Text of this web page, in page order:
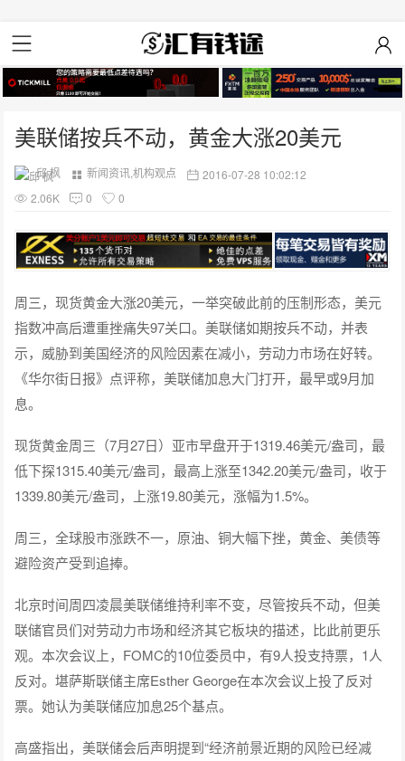
美联储按兵不动，黄金大涨20美元
邱 枫 新闻资讯,机构观点
2016-07-28 10:02:12
2.06K
0 0
周三，现货黄金大涨20美元，一举突破此前的压制形态，美元
指数冲高后遭重挫痛失97关口。美联储如期按兵不动，并表
示，威胁到美国经济的风险因素在减小，劳动力市场在好转。
《华尔街日报》点评称，美联储加息大门打开，最早或9月加
息。
现货黄金周三（7月27日）亚市早盘开于1319.46美元/盎司，最
低下探1315.40美元/盎司，最高上涨至1342.20美元/盎司，收于
1339.80美元/盎司，上涨19.80美元，涨幅为1.5%。
周三，全球股市涨跌不一，原油、铜大幅下挫，黄金、美债等
避险资产受到追捧。
北京时间周四凌晨美联储维持利率不变，尽管按兵不动，但美
联储官员们对劳动力市场和经济其它板块的描述，比此前更乐
观。本次会议上，FOMC的10位委员中，有9人投支持票，1人
反对。堪萨斯联储主席Esther George在本次会议上投了反对
票。她认为美联储应加息25个基点。
高盛指出，美联储会后声明提到“经济前景近期的风险已经减